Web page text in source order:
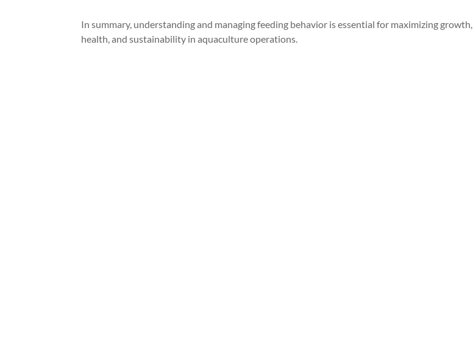
In summary, understanding and managing feeding behavior is essential for maximizing growth,
health, and sustainability in aquaculture operations.